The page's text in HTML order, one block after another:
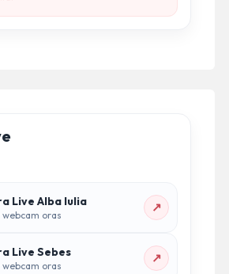
Live Alba Iulia
webcam oras ↗
Live Sebes
webcam oras ↗